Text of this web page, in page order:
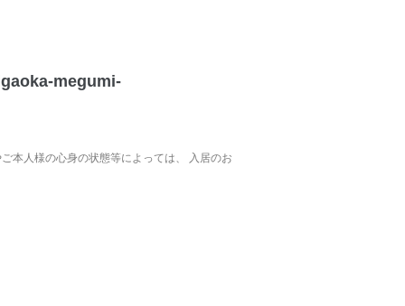
megumi-
本人様の心身の状態等によっては、 入居のお